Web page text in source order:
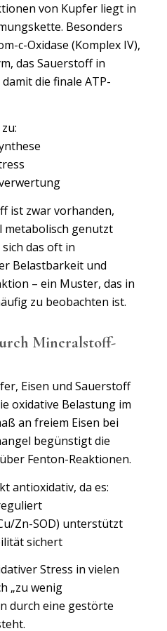
von Kupfer liegt in
Besonders
c-Oxidase (Komplex IV),
das Sauerstoff in
die finale ATP-
ist zwar vorhanden,
metabolisch genutzt
das oft in
Belastbarkeit und
– ein Muster, das in
zu beobachten ist.
Mineralstoff-
Eisen und Sauerstoff
oxidative Belastung im
an freiem Eisen bei
begünstigt die
Fenton-Reaktionen.
antioxidativ, da es:
Zn-SOD) unterstützt
sichert
Stress in vielen
„zu wenig
durch eine gestörte